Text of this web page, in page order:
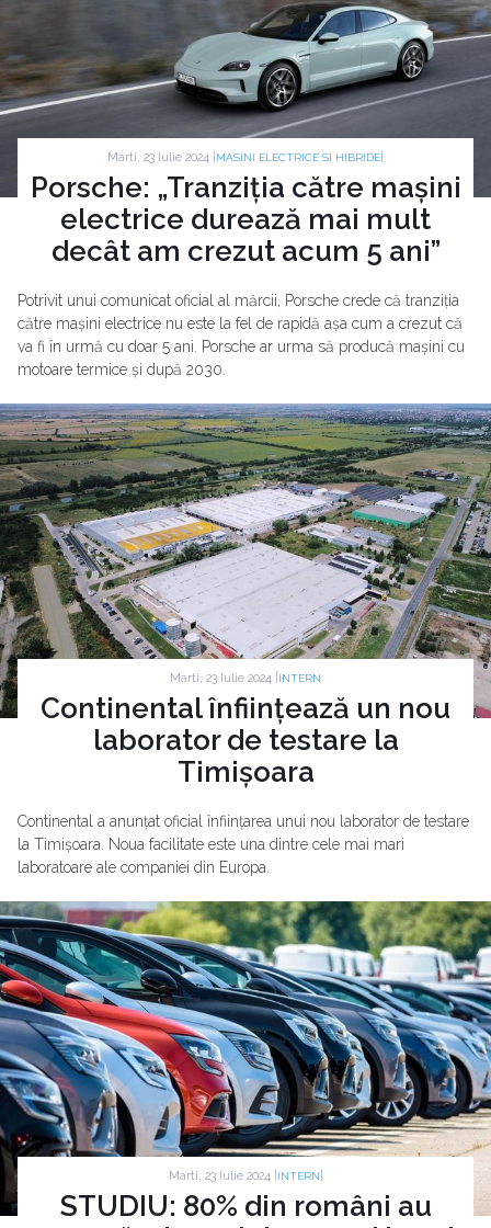
Marti, 23 Iulie 2024 | MASINI ELECTRICE SI HIBRIDE
Porsche: „Tranziția către mașini
electrice durează mai mult
decât am crezut acum 5 ani”
Potrivit unui comunicat oficial al mărcii, Porsche crede că tranziția
către mașini electrice nu este la fel de rapidă așa cum a crezut că
va fi în urmă cu doar 5 ani. Porsche ar urma să producă mașini cu
motoare termice și după 2030.
Marti, 23 Iulie 2024 | INTERN
Continental înființează un nou
laborator de testare la
Timișoara
Continental a anunțat oficial înființarea unui nou laborator de testare
la Timișoara. Noua facilitate este una dintre cele mai mari
laboratoare ale companiei din Europa.
Marti, 23 Iulie 2024 | INTERN
STUDIU: 80% din români au